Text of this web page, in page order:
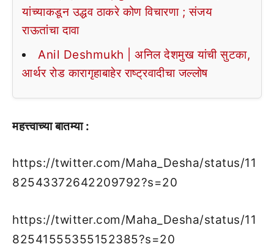
यांच्याकडून उद्धव ठाकरे कोण विचारणा ; संजय
राऊतांचा दावा
Anil Deshmukh | अनिल देशमुख यांची सुटका,
आर्थर रोड कारागृहाबाहेर राष्ट्रवादीचा जल्लोष
महत्त्वाच्या बातम्या :
https://twitter.com/Maha_Desha/status/11
82543372642209792?s=20
https://twitter.com/Maha_Desha/status/11
82541555355152385?s=20